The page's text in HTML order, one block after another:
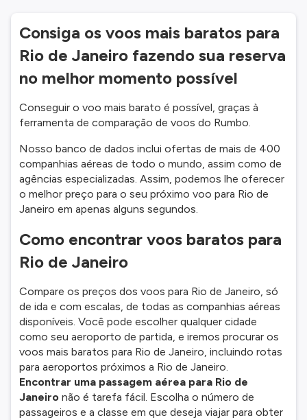
Consiga os voos mais baratos para
Rio de Janeiro fazendo sua reserva
no melhor momento possível
Conseguir o voo mais barato é possível, graças à
ferramenta de comparação de voos do Rumbo.
Nosso banco de dados inclui ofertas de mais de 400
companhias aéreas de todo o mundo, assim como de
agências especializadas. Assim, podemos lhe oferecer
o melhor preço para o seu próximo voo para Rio de
Janeiro em apenas alguns segundos.
Como encontrar voos baratos para
Rio de Janeiro
Compare os preços dos voos para Rio de Janeiro, só
de ida e com escalas, de todas as companhias aéreas
disponíveis. Você pode escolher qualquer cidade
como seu aeroporto de partida, e iremos procurar os
voos mais baratos para Rio de Janeiro, incluindo rotas
para aeroportos próximos a Rio de Janeiro.
Encontrar uma passagem aérea para Rio de
Janeiro não é tarefa fácil. Escolha o número de
passageiros e a classe em que deseja viajar para obter